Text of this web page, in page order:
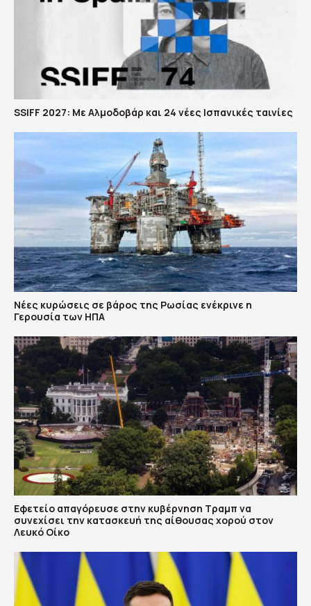
SSIFF 2027: Με Αλμοδοβάρ και 24 νέες Ισπανικές ταινίες
Νέες κυρώσεις σε βάρος της Ρωσίας ενέκρινε η
Γερουσία των ΗΠΑ
Εφετείο απαγόρευσε στην κυβέρνηση Τραμπ να
συνεχίσει την κατασκευή της αίθουσας χορού στον
Λευκό Οίκο